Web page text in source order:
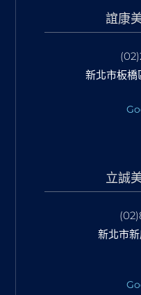
誼康
新北市板橋
立誠
新北市